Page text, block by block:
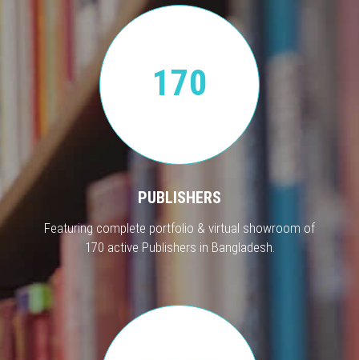
170
PUBLISHERS
Featuring complete portfolio & virtual showroom of
170 active Publishers in Bangladesh.